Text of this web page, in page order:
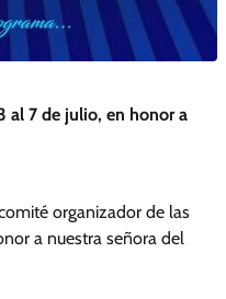
al 7 de julio, en honor a
organizador de las
a nuestra señora del